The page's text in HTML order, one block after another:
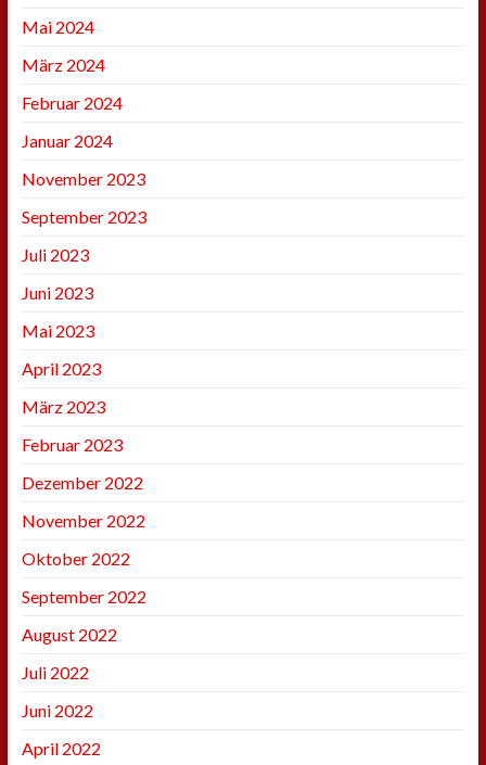
Mai 2024
März 2024
Februar 2024
Januar 2024
November 2023
September 2023
Juli 2023
Juni 2023
Mai 2023
April 2023
März 2023
Februar 2023
Dezember 2022
November 2022
Oktober 2022
September 2022
August 2022
Juli 2022
Juni 2022
April 2022